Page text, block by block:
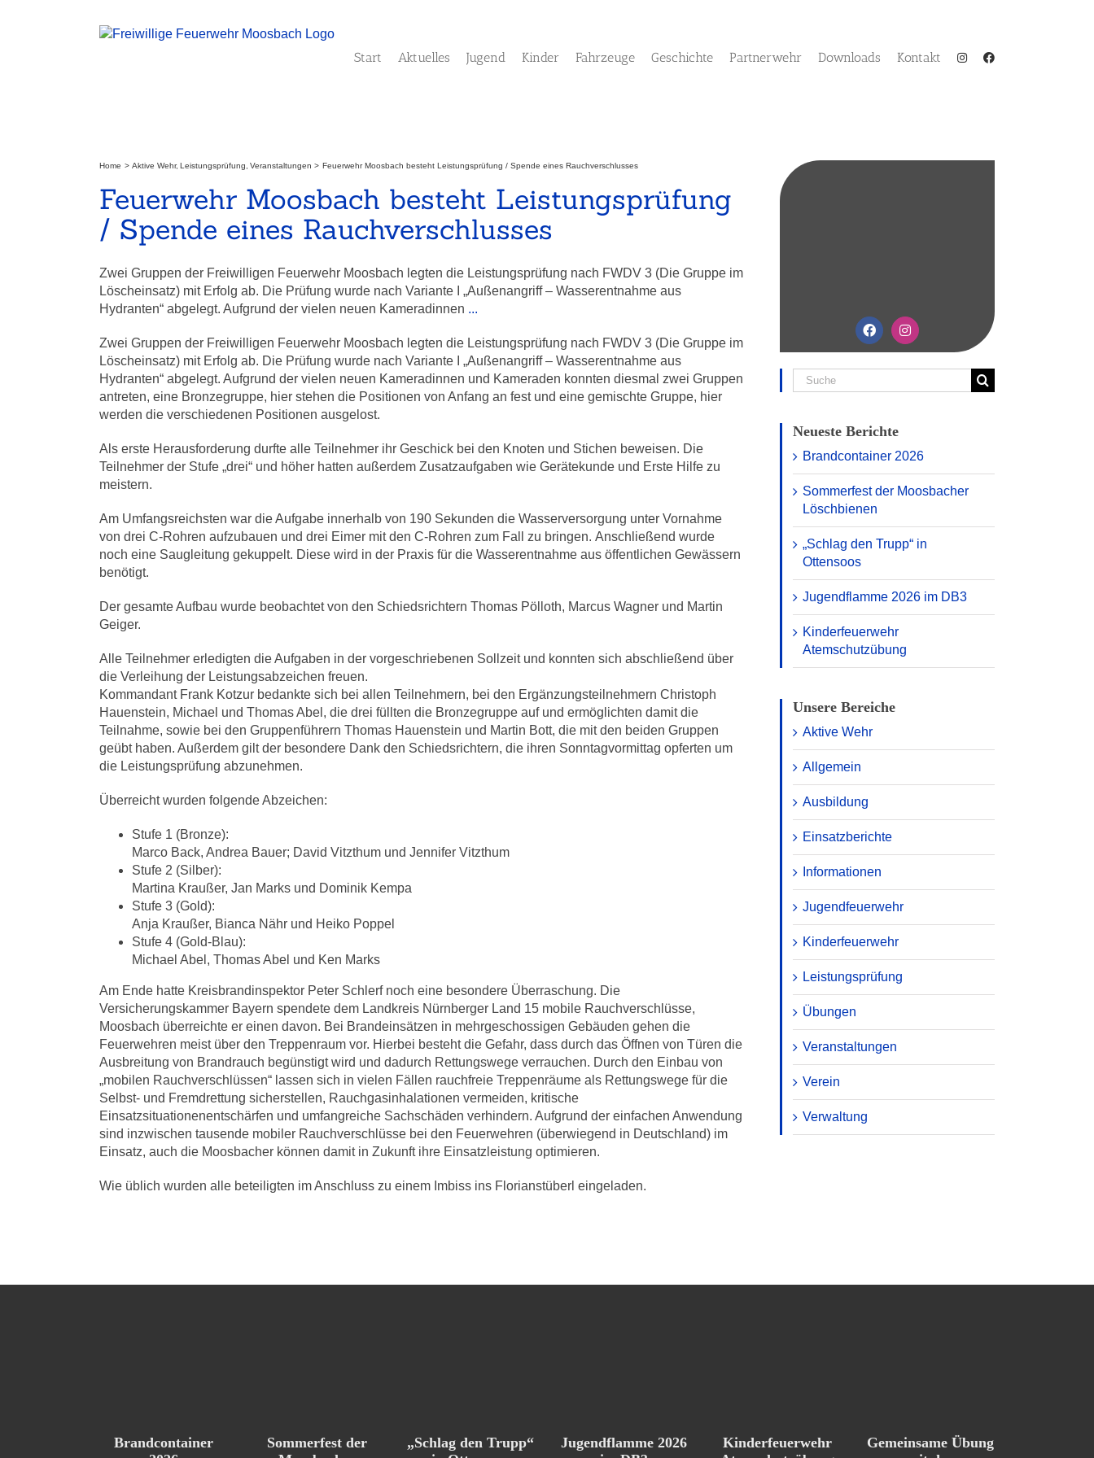
Start Aktuelles Jugend Kinder Fahrzeuge Geschichte Partnerwehr Downloads Kontakt
Home Aktive Wehr Leistungsprüfung Veranstaltungen Feuerwehr Moosbach besteht Leistungsprüfung / Spende eines Rauchverschlusses
Feuerwehr Moosbach besteht Leistungsprüfung
/ Spende eines Rauchverschlusses
Zwei Gruppen der Freiwilligen Feuerwehr Moosbach legten die Leistungsprüfung nach FWDV 3 (Die Gruppe im
Löscheinsatz) mit Erfolg ab. Die Prüfung wurde nach Variante I „Außenangriff – Wasserentnahme aus
Hydranten“ abgelegt. Aufgrund der vielen neuen Kameradinnen ...
Zwei Gruppen der Freiwilligen Feuerwehr Moosbach legten die Leistungsprüfung nach FWDV 3 (Die Gruppe im
Löscheinsatz) mit Erfolg ab. Die Prüfung wurde nach Variante I „Außenangriff – Wasserentnahme aus
Hydranten“ abgelegt. Aufgrund der vielen neuen Kameradinnen und Kameraden konnten diesmal zwei Gruppen
antreten, eine Bronzegruppe, hier stehen die Positionen von Anfang an fest und eine gemischte Gruppe, hier
werden die verschiedenen Positionen ausgelost.
Als erste Herausforderung durfte alle Teilnehmer ihr Geschick bei den Knoten und Stichen beweisen. Die
Teilnehmer der Stufe „drei“ und höher hatten außerdem Zusatzaufgaben wie Gerätekunde und Erste Hilfe zu
meistern.
Am Umfangsreichsten war die Aufgabe innerhalb von 190 Sekunden die Wasserversorgung unter Vornahme
von drei C-Rohren aufzubauen und drei Eimer mit den C-Rohren zum Fall zu bringen. Anschließend wurde
noch eine Saugleitung gekuppelt. Diese wird in der Praxis für die Wasserentnahme aus öffentlichen Gewässern
benötigt.
Der gesamte Aufbau wurde beobachtet von den Schiedsrichtern Thomas Pölloth, Marcus Wagner und Martin
Geiger.
Alle Teilnehmer erledigten die Aufgaben in der vorgeschriebenen Sollzeit und konnten sich abschließend über
die Verleihung der Leistungsabzeichen freuen.
Kommandant Frank Kotzur bedankte sich bei allen Teilnehmern, bei den Ergänzungsteilnehmern Christoph
Hauenstein, Michael und Thomas Abel, die drei füllten die Bronzegruppe auf und ermöglichten damit die
Teilnahme, sowie bei den Gruppenführern Thomas Hauenstein und Martin Bott, die mit den beiden Gruppen
geübt haben. Außerdem gilt der besondere Dank den Schiedsrichtern, die ihren Sonntagvormittag opferten um
die Leistungsprüfung abzunehmen.
Überreicht wurden folgende Abzeichen:
Stufe 1 (Bronze):
Marco Back, Andrea Bauer; David Vitzthum und Jennifer Vitzthum
Stufe 2 (Silber):
Martina Kraußer, Jan Marks und Dominik Kempa
Stufe 3 (Gold):
Anja Kraußer, Bianca Nähr und Heiko Poppel
Stufe 4 (Gold-Blau):
Michael Abel, Thomas Abel und Ken Marks
Am Ende hatte Kreisbrandinspektor Peter Schlerf noch eine besondere Überraschung. Die
Versicherungskammer Bayern spendete dem Landkreis Nürnberger Land 15 mobile Rauchverschlüsse,
Moosbach überreichte er einen davon. Bei Brandeinsätzen in mehrgeschossigen Gebäuden gehen die
Feuerwehren meist über den Treppenraum vor. Hierbei besteht die Gefahr, dass durch das Öffnen von Türen die
Ausbreitung von Brandrauch begünstigt wird und dadurch Rettungswege verrauchen. Durch den Einbau von
„mobilen Rauchverschlüssen“ lassen sich in vielen Fällen rauchfreie Treppenräume als Rettungswege für die
Selbst- und Fremdrettung sicherstellen, Rauchgasinhalationen vermeiden, kritische
Einsatzsituationenentschärfen und umfangreiche Sachschäden verhindern. Aufgrund der einfachen Anwendung
sind inzwischen tausende mobiler Rauchverschlüsse bei den Feuerwehren (überwiegend in Deutschland) im
Einsatz, auch die Moosbacher können damit in Zukunft ihre Einsatzleistung optimieren.
Wie üblich wurden alle beteiligten im Anschluss zu einem Imbiss ins Florianstüberl eingeladen.
Suche
nach:
Neueste Berichte
Brandcontainer 2026
Sommerfest der Moosbacher
Löschbienen
„Schlag den Trupp“ in
Ottensoos
Jugendflamme 2026 im DB3
Kinderfeuerwehr
Atemschutzübung
Unsere Bereiche
Aktive Wehr
Allgemein
Ausbildung
Einsatzberichte
Informationen
Jugendfeuerwehr
Kinderfeuerwehr
Leistungsprüfung
Übungen
Veranstaltungen
Verein
Verwaltung
Brandcontainer
Sommerfest der
„Schlag den Trupp“
Jugendflamme 2026
Kinderfeuerwehr
Gemeinsame Übung